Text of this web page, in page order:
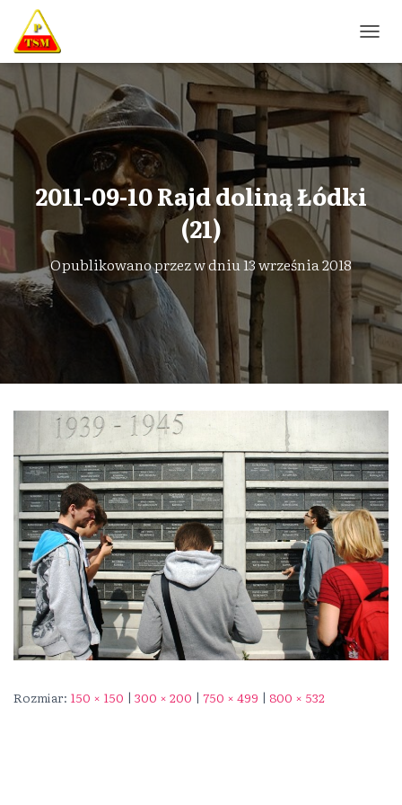
R
Z
Ł
Ą
C
W
G
A
C
J
Ę
2011-09-10 Rajd doliną Łódki
(21)
Opublikowano przezw dniu13 września 2018
Rozmiar: 150 × 150 | 300 × 200 | 750 × 499 | 800 × 532